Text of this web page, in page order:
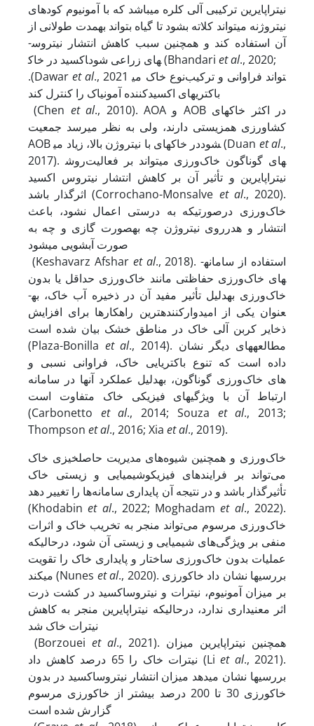
نیتراپایرین ترکیبی آلی کلره می‏باشد که با آمونیوم کودهای
نیتروژنه می‏تواند کلاته بشود تا گیاه بتواند به­مدت طولانی از
آن استفاده کند و همچنین سبب کاهش انتشار نیتروس­
اکسید در خاک‎های زراعی شود (Bhandari etal., 2020;
.(Dawaret al., 2021 نوع خاک می‎تواند فراوانی و ترکیب
باکتری‏های اکسیدکننده آمونیاک را کنترل کند
(Chen et al., 2010). AOA و AOB در اکثر خاک‏های
کشاورزی همزیستی دارند، ولی به نظر می‏رسد جمعیت
AOB در خاک‏های با نیتروژن بالا، زیاد می‎شود (Duan etal.,
2017). روش‎های گوناگون خاک‌ورزی می‏تواند بر فعالیت
نیتراپایرین و تأثیر آن بر کاهش انتشار نیتروس اکسید
اثرگذار باشد (Corrochano-Monsalve et al., 2020).
خاک‌ورزی درصورتی­که به درستی اعمال نشود، باعث
انتشار و هدرروی نیتروژن چه به­صورت گازی و چه به
صورت آبشویی می­شود
(Keshavarz Afshar et al., 2018). استفاده از سامانه­
های خاک‌ورزی حفاظتی مانند خاک‌ورزی حداقل یا بدون
خاک‌ورزی به­دلیل تأثیر مفید آن در ذخیره آب خاک، به­
عنوان یکی از امیدوار­کننده­ترین راهکار‏ها برای افزایش
ذخایر کربن آلی خاک در مناطق خشک بیان شده است
(Plaza-Bonilla et al., 2014). مطالعه­های دیگر نشان
داده است که تنوع باکتریایی خاک، فراوانی نسبی و
عملکرد آن‏ها در سامانه ‎های خاک‌ورزی گوناگون، به­دلیل
ارتباط آن با ویژگی­های فیزیکی خاک متفاوت است
(Carbonetto et al., 2014; Souza et al., 2013;
Thompson etal., 2016; Xia etal., 2019).
خاک‌ورزی و همچنین شیوه‌های مدیریت حاصلخیزی خاک
می‌تواند بر فرایندهای فیزیکو­شیمیایی و زیستی خاک
تأثیرگذار باشد و در نتیجه آن پایداری سامانه­‌ها را تغییر دهد
(Khodabinet al., 2022; Moghadamet al., 2022).
خاک‌ورزی مرسوم می‌تواند منجر به تخریب خاک و اثرات
منفی بر ویژگی‌های شیمیایی و زیستی آن شود، در­حالی­که
عملیات بدون خاک‌ورزی ساختار و پایداری خاک را تقویت
می­کند (Nunes etal., 2020). بررسی­ها نشان داد خاک­ورزی
بر میزان آمونیوم، نیترات و نیتروس­اکسید در کشت ذرت
اثر معنی­داری ندارد، در­حالی­که نیتراپایرین منجر به کاهش
نیترات خاک شد
(Borzouei et al., 2021). همچنین نیتراپایرین میزان
نیترات خاک را 65 درصد کاهش داد (Li et al., 2021).
بررسی­ها نشان می­دهد میزان انتشار نیتروس­اکسید در بدون
خاکورزی 30 تا 200 درصد بیشتر از خاک­ورزی مرسوم
گزارش شده است